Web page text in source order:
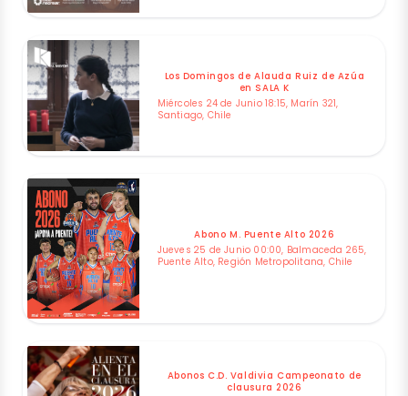
Los Domingos de Alauda Ruiz de Azúa
en SALA K
Miércoles 24 de Junio 18:15, Marín 321,
Santiago, Chile
Abono M. Puente Alto 2026
Jueves 25 de Junio 00:00, Balmaceda 265,
Puente Alto, Región Metropolitana, Chile
Abonos C.D. Valdivia Campeonato de
clausura 2026